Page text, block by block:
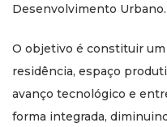
Desenvolvimento Urbano.
O objetivo é constituir
residência, espaço
avanço tecnológico e
forma integrada,